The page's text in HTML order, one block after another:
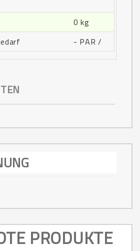
0 kg
- PAR /
PRODUKTE